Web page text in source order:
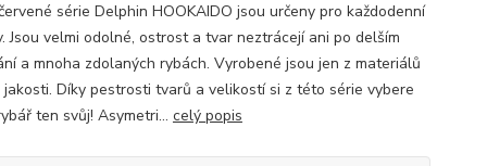
série Delphin HOOKAIDO jsou určeny pro každodenní
Jsou velmi odolné, ostrost a tvar neztrácejí ani po delším
a mnoha zdolaných rybách. Vyrobené jsou jen z materiálů
jakosti. Díky pestrosti tvarů a velikostí si z této série vybere
ten svůj! Asymetri... celý popis